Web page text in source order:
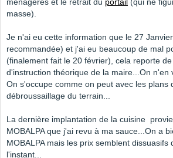
ménagères et le retrait du portail (qui ne
masse).
Je n'ai eu cette information que le 27
recommandée) et j'ai eu beaucoup de mal
(finalement fait le 20 février), cela reporte
d'instruction théorique de la maire...On n'en
On s'occupe comme on peut avec les plans
débroussaillage du terrain...
La dernière implantation de la cuisine
MOBALPA que j'ai revu à ma sauce...On a
MOBALPA mais les prix semblent dissuasifs
l'instant...